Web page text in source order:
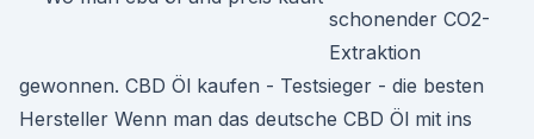
schonender CO2-
Extraktion
gewonnen. CBD Öl kaufen - Testsieger - die besten
Hersteller Wenn man das deutsche CBD Öl mit ins